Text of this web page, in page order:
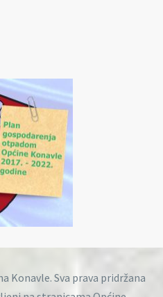
Konavle. Sva prava pridržana